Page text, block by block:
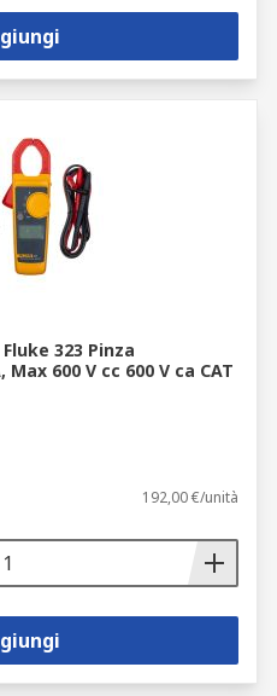
323 Pinza
600 V cc 600 V ca CAT
192,00 €/unità